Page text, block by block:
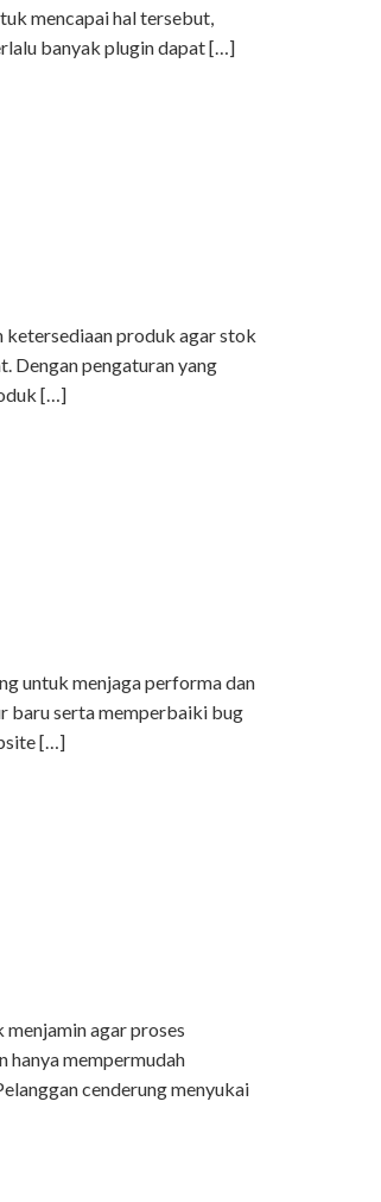
mencapai hal tersebut,
banyak plugin dapat […]
produk agar stok
Dengan pengaturan yang
[…]
untuk menjaga performa dan
baru serta memperbaiki bug
[…]
agar proses
hanya mempermudah
cenderung menyukai